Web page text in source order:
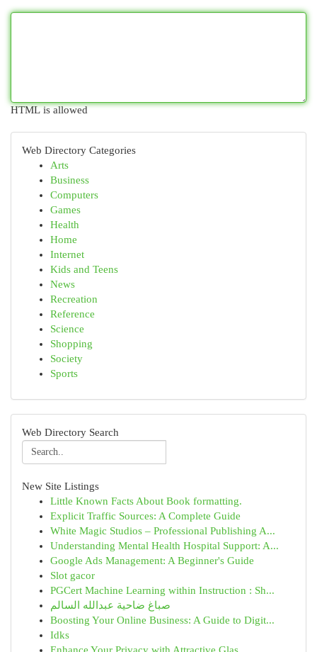
HTML is allowed
Web Directory Categories
Arts
Business
Computers
Games
Health
Home
Internet
Kids and Teens
News
Recreation
Reference
Science
Shopping
Society
Sports
Web Directory Search
New Site Listings
Little Known Facts About Book formatting.
Explicit Traffic Sources: A Complete Guide
White Magic Studios – Professional Publishing A...
Understanding Mental Health Hospital Support: A...
Google Ads Management: A Beginner's Guide
Slot gacor
PGCert Machine Learning within Instruction : Sh...
صباغ ضاحية عبدالله السالم
Boosting Your Online Business: A Guide to Digit...
Idks